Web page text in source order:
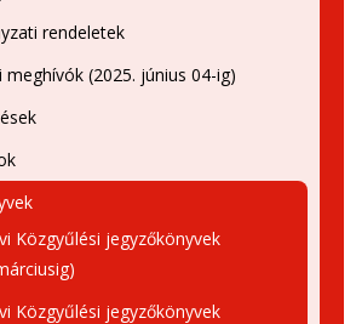
rendeletek
meghívók (2025. június 04-ig)
Közgyűlési jegyzőkönyvek
Közgyűlési jegyzőkönyvek